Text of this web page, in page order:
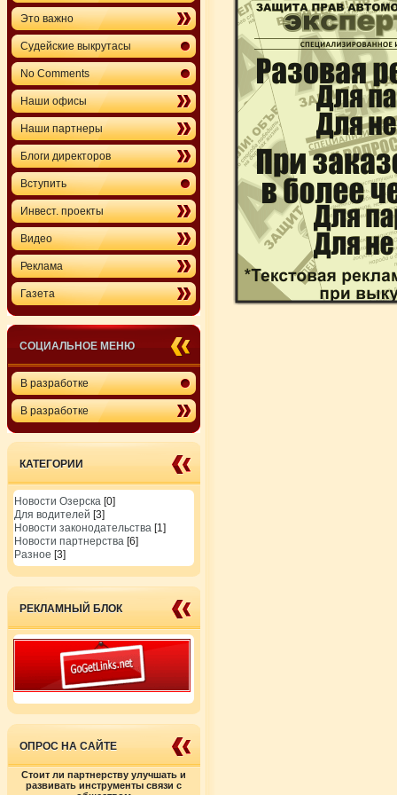
Это важно
Судейские выкрутасы
No Comments
Наши офисы
Наши партнеры
Блоги директоров
Вступить
Инвест. проекты
Видео
Реклама
Газета
СОЦИАЛЬНОЕ МЕНЮ
В разработке
В разработке
КАТЕГОРИИ
Новости Озерска [0]
Для водителей [3]
Новости законодательства [1]
Новости партнерства [6]
Разное [3]
РЕКЛАМНЫЙ БЛОК
ОПРОС НА САЙТЕ
Стоит ли партнерству улучшать и
развивать инструменты связи с